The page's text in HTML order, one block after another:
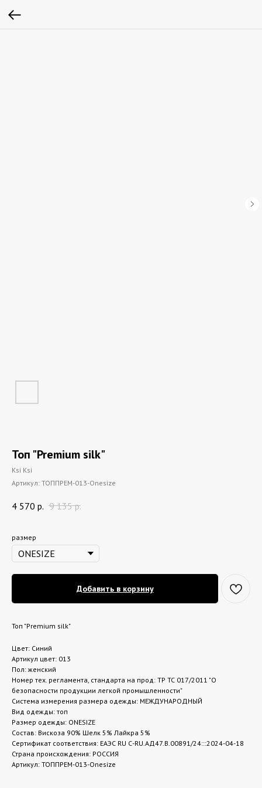
Топ "Premium silk"
Ksi Ksi
Артикул: ТОППРЕМ-013-Onesize
4 570 р. 9 135 р.
размер
Добавить в корзину
Топ "Premium silk"
Цвет: Синий
Артикул цвет: 013
Пол: женский
Номер тех. регламента, стандарта на прод: ТР ТС 017/2011 "О
безопасности продукции легкой промышленности"
Система измерения размера одежды: МЕЖДУНАРОДНЫЙ
Вид одежды: топ
Размер одежды: ONESIZE
Состав: Вискоза 90% Шелк 5% Лайкра 5%
Сертификат соответствия: ЕАЭС RU С-RU.АД47.В.00891/24:::2024-04-18
Страна происхождения: РОССИЯ
Артикул: ТОППРЕМ-013-Onesize